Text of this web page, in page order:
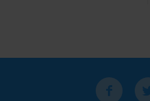
vakbond van Nederland.